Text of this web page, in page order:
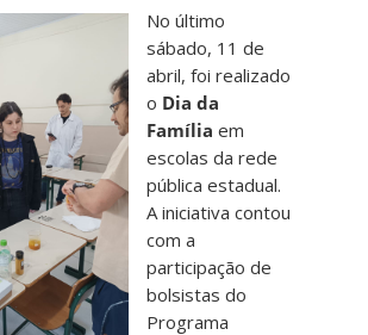
No último
sábado, 11 de
abril, foi realizado
o Dia da
Família em
escolas da rede
pública estadual.
A iniciativa contou
com a
participação de
bolsistas do
Programa